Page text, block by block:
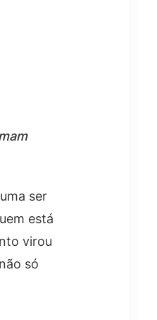
ser
está
virou
só